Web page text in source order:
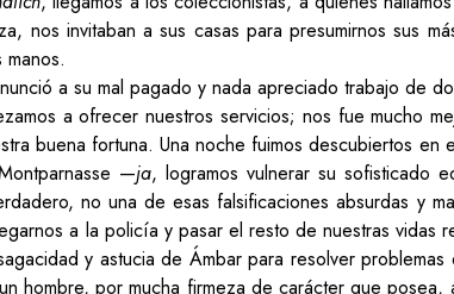
nos invitaban a sus casas para presumirnos sus
a su mal pagado y nada apreciado trabajo de
a ofrecer nuestros servicios; nos fue mucho
buena fortuna. Una noche fuimos descubiertos en
—ja, logramos vulnerar su sofisticado
no una de esas falsificaciones absurdas y
a la policía y pasar el resto de nuestras vidas
y astucia de Ámbar para resolver
hombre, por mucha firmeza de carácter que posea,